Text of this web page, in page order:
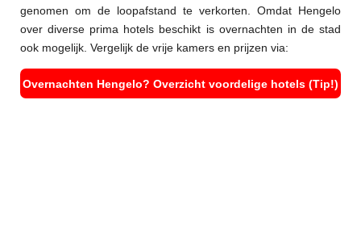
genomen om de loopafstand te verkorten. Omdat Hengelo
over diverse prima hotels beschikt is overnachten in de stad
ook mogelijk. Vergelijk de vrije kamers en prijzen via:
Overnachten Hengelo? Overzicht voordelige hotels (Tip!)